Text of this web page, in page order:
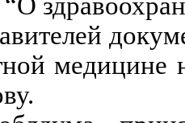
медицине